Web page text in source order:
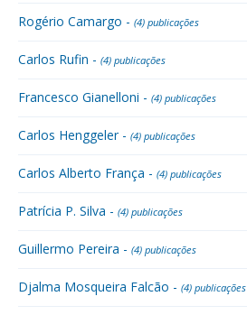
Rogério Camargo - (4) publicações
Carlos Rufin - (4) publicações
Francesco Gianelloni - (4) publicações
Carlos Henggeler - (4) publicações
Carlos Alberto França - (4) publicações
Patrícia P. Silva - (4) publicações
Guillermo Pereira - (4) publicações
Djalma Mosqueira Falcão - (4) publicações